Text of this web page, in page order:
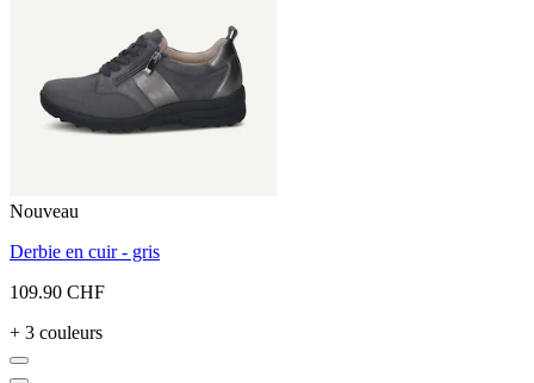
Nouveau
Derbie en cuir - gris
109.90 CHF
+ 3 couleurs